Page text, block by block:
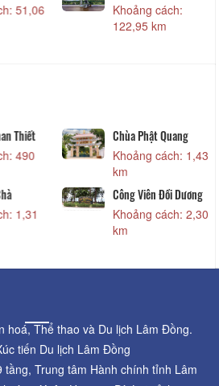
Khoảng cách: 2,57
Bảo Tàng HCM - Chi
Nhánh Bình Thuận
Khoảng cách: 210
Đình Làng Đức Thắng
Khoảng cách: 320
hoá, Thể thao và Du lịch Lâm Đồng.
tiến Du lịch Lâm Đồng
Trung tâm Hành chính tỉnh Lâm